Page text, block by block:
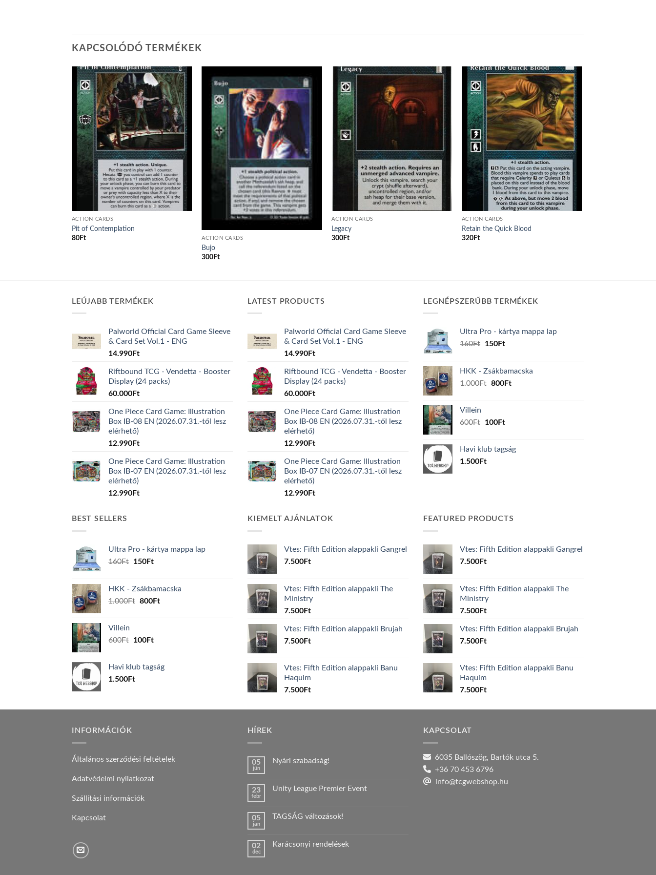
KAPCSOLÓDÓ TERMÉKEK
Add to
wishlist
ACTION CARDS
Pit of Contemplation
80Ft
Add to
wishlist
ACTION CARDS
Bujo
300 Ft
Add to
ACTION CARDS
Legacy
300 Ft
Add to
wishlist
ACTION CARDS
Retain the Quick Blood
320Ft
LEÚJABB TERMÉKEK
Palworld Official Card Game Sleeve
& Card Set Vol.1 - ENG
14.990Ft
Riftbound TCG - Vendetta - Booster
Display (24 packs)
60.000Ft
One Piece Card Game: Illustration
Box IB-08 EN (2026.07.31.-től lesz
elérhető)
12.990Ft
One Piece Card Game: Illustration
Box IB-07 EN (2026.07.31.-től lesz
elérhető)
12.990Ft
LATEST PRODUCTS
Palworld Official Card Game Sleeve
& Card Set Vol.1 - ENG
14.990Ft
Riftbound TCG - Vendetta - Booster
Display (24 packs)
60.000Ft
One Piece Card Game: Illustration
Box IB-08 EN (2026.07.31.-től lesz
elérhető)
12.990Ft
One Piece Card Game: Illustration
Box IB-07 EN (2026.07.31.-től lesz
elérhető)
12.990Ft
LEGNÉPSZERŰBB TERMÉKEK
Ultra Pro - kártya mappa lap
160Ft
Original
160Ft.
150FtCurrent
150Ft.
HKK - Zsákbamacska
1.000Ft Original
800FtCurrent
Villein
600Ft
Original
600Ft.
100FtCurrent
100Ft.
Havi klub tagság
1.500Ft
BEST SELLERS
Ultra Pro - kártya mappa lap
160Ft
Original
160Ft.
150FtCurrent
150Ft.
HKK - Zsákbamacska
1.000Ft Original
800FtCurrent
Villein
600Ft
Original
600Ft.
100FtCurrent
100Ft.
Havi klub tagság
1.500Ft
KIEMELT AJÁNLATOK
Vtes: Fifth Edition alappakli Gangrel
7.500Ft
Vtes: Fifth Edition alappakli The
Ministry
7.500Ft
Vtes: Fifth Edition alappakli Brujah
7.500Ft
Vtes: Fifth Edition alappakli Banu
Haquim
7.500Ft
FEATURED PRODUCTS
Vtes: Fifth Edition alappakli Gangrel
7.500Ft
Vtes: Fifth Edition alappakli The
Ministry
7.500Ft
Vtes: Fifth Edition alappakli Brujah
7.500Ft
Vtes: Fifth Edition alappakli Banu
Haquim
7.500Ft
INFORMÁCIÓK
Általános szerződési feltételek
Adatvédelmi nyilatkozat
Szállítási információk
Kapcsolat
HÍREK
05
jún
Nyári szabadság!
Nyári
23
febr
Unity League Premier Event
Unity
bejegyzéshez
05
jan
TAGSÁG változások!
TAGSÁG
02
dec
Karácsonyi rendelések
KAPCSOLAT
6035 Ballószög, Bartók utca 5.
+36 70 453 6796
info@tcgwebshop.hu